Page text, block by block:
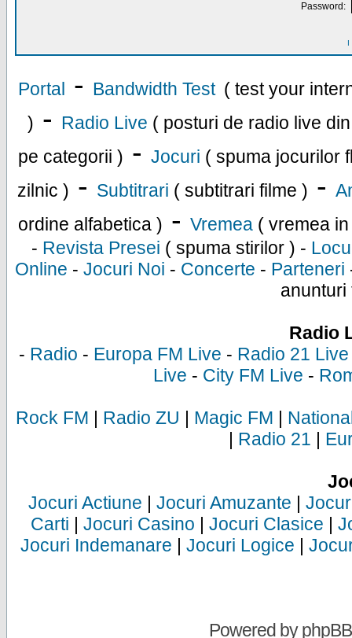
Password:
I
Portal - Bandwidth Test ( test your
) - Radio Live ( posturi de radio live
pe categorii ) - Jocuri ( spuma jocurilor
zilnic ) - Subtitrari ( subtitrari filme ) -
ordine alfabetica ) - Vremea ( vremea
- Revista Presei ( spuma stirilor ) -
Online - Jocuri Noi - Concerte - Parteneri
anunturi
Radio
- Radio - Europa FM Live - Radio 21 Live
Live - City FM Live -
Rock FM | Radio ZU | Magic FM |
| Radio 21 |
Jocuri Actiune | Jocuri Amuzante |
Carti | Jocuri Casino | Jocuri Clasice |
Jocuri Indemanare | Jocuri Logice |
Powered byphpBB